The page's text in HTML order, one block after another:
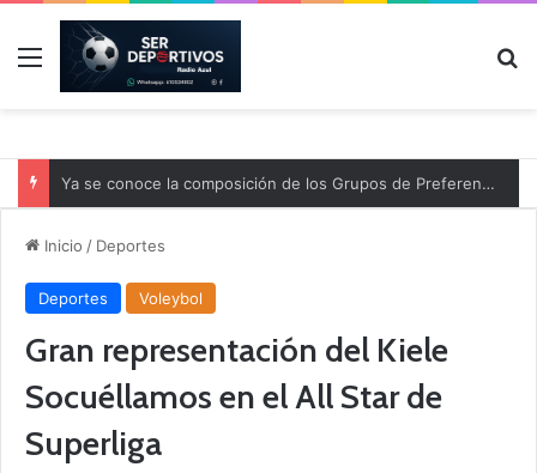
Menú
Ya se conoce la composición de los Grupos de Preferente y el calendario
Inicio / Deportes
Deportes Voleybol
Gran representación del Kiele
Socuéllamos en el All Star de
Superliga